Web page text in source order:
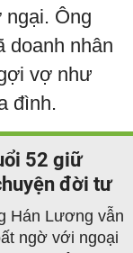
Ông
doanh nhân
vợ như
đình.
52 giữ
đời tư
Hán Lương vẫn
ngờ với ngoại